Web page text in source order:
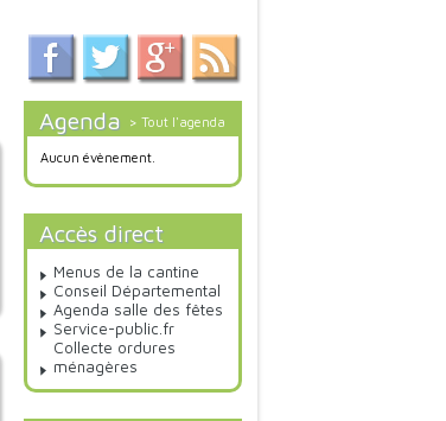
Agenda > Tout l'agenda
Aucun évènement.
Accès direct
Menus de la cantine
Conseil Départemental
Agenda salle des fêtes
Service-public.fr
Collecte ordures
ménagères